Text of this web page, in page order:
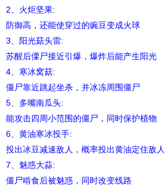
2、火炬坚果:
防御高，还能使穿过的豌豆变成火球
3、阳光菇头雷:
苏醒后僳尸接近引爆，爆炸后能产生阳光
4、寒冰窝菇:
僵尸靠近跳起坐杀，并冰冻周围僵尸
5、多嘴南瓜头:
能攻击四周小范围的僵尸，同时保护植物
6、黄油寒冰投手:
投出冰豆减速敌人，概率投出黄油定住敌人
7、魅惑大蒜:
僵尸啃食后被魅惑，同时改变线路